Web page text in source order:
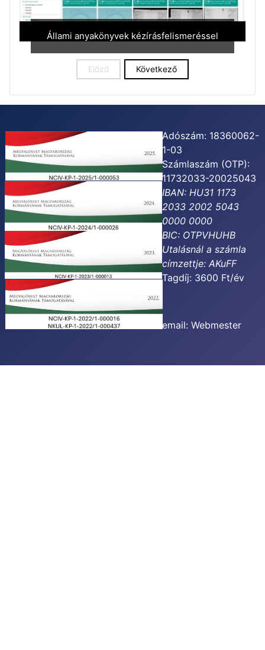
Állami anyakönyvek kézírásfelismeréssel
Előző Következő
Adószám: 18360062-
1-03
Számlaszám (OTP):
11732033-20025043
IBAN: HU31 1173
2033 2002 5043
0000 0000
BIC: OTPVHUHB
Utalásnál a számla
címzettje:AKuFF
Tagdíj: 3600 Ft/év
email:Webmester